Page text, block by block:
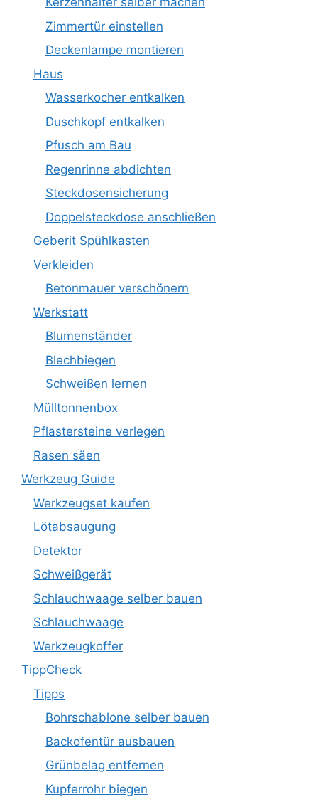
Zimmertür einstellen
Deckenlampe montieren
Haus
Wasserkocher entkalken
Duschkopf entkalken
Pfusch am Bau
Regenrinne abdichten
Steckdosensicherung
Doppelsteckdose anschließen
Geberit Spühlkasten
Verkleiden
Betonmauer verschönern
Werkstatt
Blumenständer
Blechbiegen
Schweißen lernen
Mülltonnenbox
Pflastersteine verlegen
Rasen säen
Werkzeug Guide
Werkzeugset kaufen
Lötabsaugung
Detektor
Schweißgerät
Schlauchwaage selber bauen
Schlauchwaage
Werkzeugkoffer
TippCheck
Tipps
Bohrschablone selber bauen
Backofentür ausbauen
Grünbelag entfernen
Kupferrohr biegen